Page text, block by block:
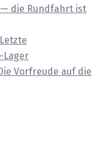
— die Rundfahrt ist
Lager
Vorfreude auf die